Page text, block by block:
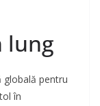
lung
globală pentru
în